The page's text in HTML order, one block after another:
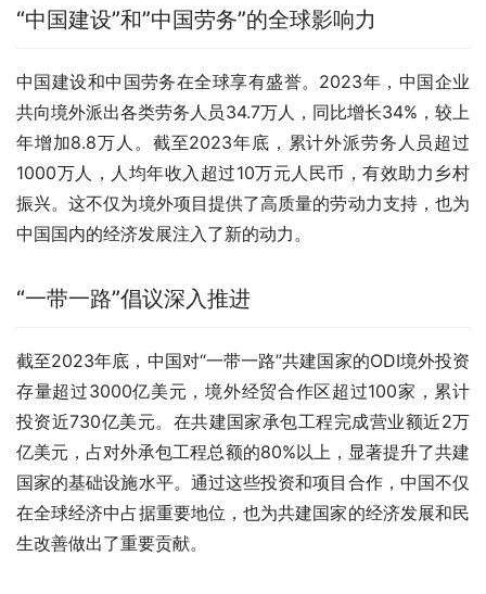
“中国建设”和”中国劳务”的全球影响力
中国建设和中国劳务在全球享有盛誉。2023年，中国企业
共向境外派出各类劳务人员34.7万人，同比增长34%，较上
年增加8.8万人。截至2023年底，累计外派劳务人员超过
1000万人，人均年收入超过10万元人民币，有效助力乡村
振兴。这不仅为境外项目提供了高质量的劳动力支持，也为
中国国内的经济发展注入了新的动力。
“一带一路”倡议深入推进
截至2023年底，中国对“一带一路”共建国家的ODI境外投资
存量超过3000亿美元，境外经贸合作区超过100家，累计
投资近730亿美元。在共建国家承包工程完成营业额近2万
亿美元，占对外承包工程总额的80%以上，显著提升了共建
国家的基础设施水平。通过这些投资和项目合作，中国不仅
在全球经济中占据重要地位，也为共建国家的经济发展和民
生改善做出了重要贡献。